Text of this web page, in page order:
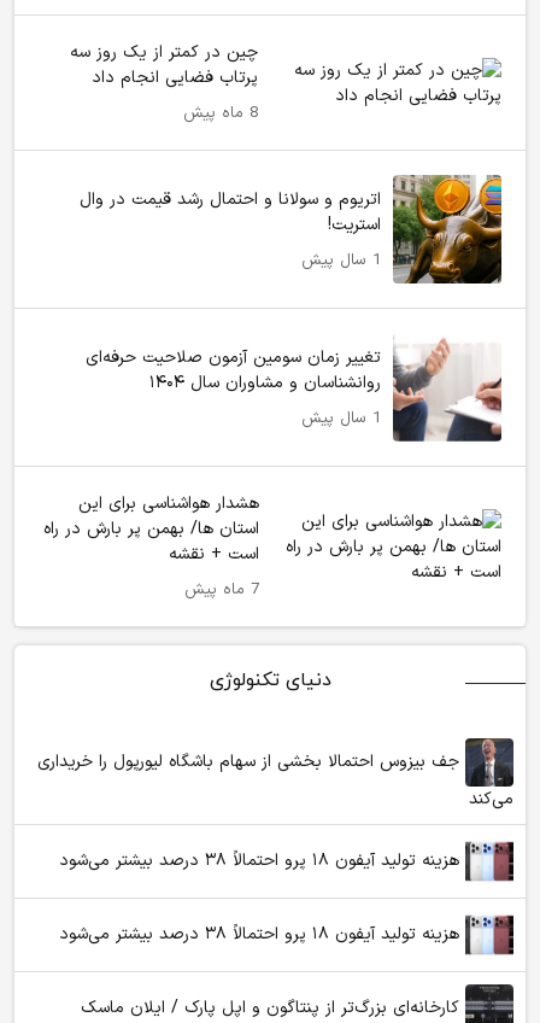
چین در کمتر از یک روز سه
پرتاب فضایی انجام داد
8 ماه پیش
اتریوم و سولانا و احتمال رشد قیمت در وال
استریت!
1 سال پیش
تغییر زمان سومین آزمون صلاحیت حرفه‌ای
روانشناسان و مشاوران سال ۱۴۰۴
1 سال پیش
هشدار هواشناسی برای این
استان ها/ بهمن پر بارش در راه
است + نقشه
7 ماه پیش
دنیای تکنولوژی
جف بیزوس احتمالا بخشی از سهام باشگاه لیورپول را خریداری
می‌کند
هزینه تولید آیفون ۱۸ پرو احتمالاً ۳۸ درصد بیشتر می‌شود
هزینه تولید آیفون ۱۸ پرو احتمالاً ۳۸ درصد بیشتر می‌شود
کارخانه‌ای بزرگ‌تر از پنتاگون و اپل پارک / ایلان ماسک